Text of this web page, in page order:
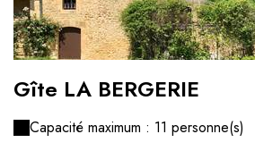
Gîte LA BERGERIE
Capacité maximum : 11 personne(s)